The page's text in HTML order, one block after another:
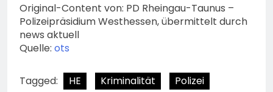
Original-Content von: PD Rheingau-Taunus –
Polizeipräsidium Westhessen, übermittelt durch
news aktuell
Quelle: ots
Tagged: HE Kriminalität Polizei